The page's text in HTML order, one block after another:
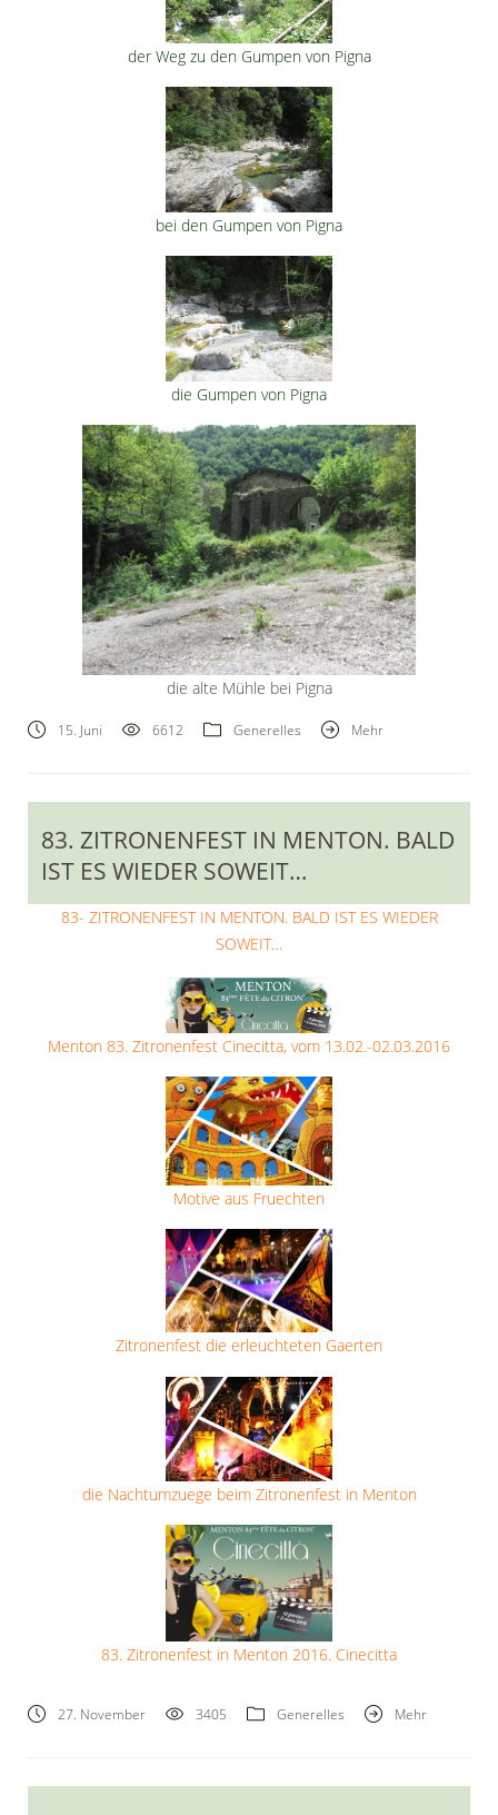
der Weg zu den Gumpen von Pigna
bei den Gumpen von Pigna
die Gumpen von Pigna
die alte Mühle bei Pigna
15. Juni 6612 Generelles Mehr
83. ZITRONENFEST IN MENTON. BALD
IST ES WIEDER SOWEIT…
83- ZITRONENFEST IN MENTON. BALD IST ES WIEDER
SOWEIT…
Menton 83. Zitronenfest Cinecitta, vom 13.02.-02.03.2016
Motive aus Fruechten
Zitronenfest die erleuchteten Gaerten
die Nachtumzuege beim Zitronenfest in Menton
83. Zitronenfest in Menton 2016. Cinecitta
27. November 3405 Generelles Mehr